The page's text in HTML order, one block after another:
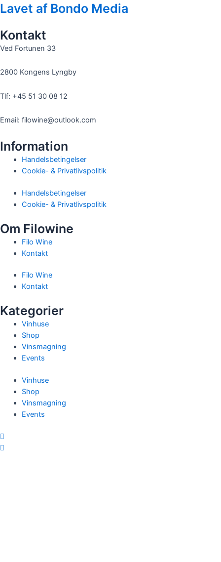
Lavet af Bondo Media
Kontakt
Ved Fortunen 33
2800 Kongens Lyngby
Tlf: +45 51 30 08 12
Email: filowine@outlook.com
Information
Handelsbetingelser
Cookie- & Privatlivspolitik
Handelsbetingelser
Cookie- & Privatlivspolitik
Om Filowine
Filo Wine
Kontakt
Filo Wine
Kontakt
Kategorier
Vinhuse
Shop
Vinsmagning
Events
Vinhuse
Shop
Vinsmagning
Events